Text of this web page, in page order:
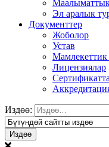
Эл аралык
Документтер
Жоболор
Устав
Мамлекеттик
Лицензиялар
Издөө: